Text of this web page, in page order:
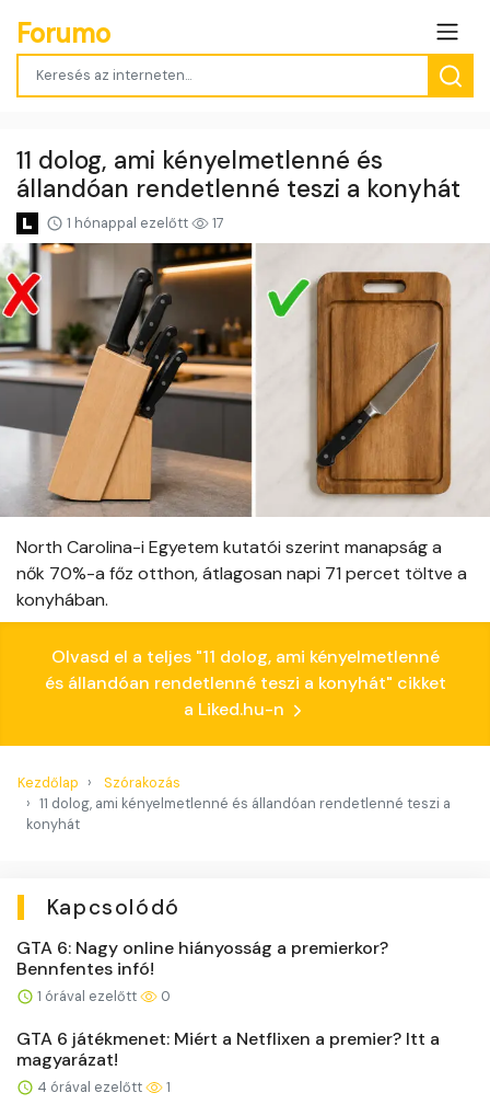
Forumo
11 dolog, ami kényelmetlenné és
állandóan rendetlenné teszi a konyhát
1 hónappal ezelőtt 17
North Carolina-i Egyetem kutatói szerint manapság a
nők 70%-a főz otthon, átlagosan napi 71 percet töltve a
konyhában.
Olvasd el a teljes "11 dolog, ami kényelmetlenné
és állandóan rendetlenné teszi a konyhát" cikket
a Liked.hu-n
Kezdőlap
Szórakozás
11 dolog, ami kényelmetlenné és állandóan rendetlenné teszi a
konyhát
Kapcsolódó
GTA 6: Nagy online hiányosság a premierkor?
Bennfentes infó!
1 órával ezelőtt 0
GTA 6 játékmenet: Miért a Netflixen a premier? Itt a
magyarázat!
4 órával ezelőtt 1